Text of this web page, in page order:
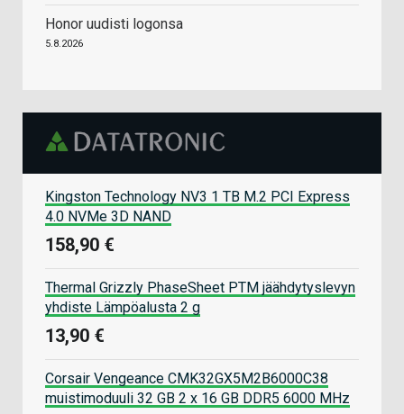
Honor uudisti logonsa
5.8.2026
Kingston Technology NV3 1 TB M.2 PCI Express
4.0 NVMe 3D NAND
158,90 €
Thermal Grizzly PhaseSheet PTM jäähdytyslevyn
yhdiste Lämpöalusta 2 g
13,90 €
Corsair Vengeance CMK32GX5M2B6000C38
muistimoduuli 32 GB 2 x 16 GB DDR5 6000 MHz